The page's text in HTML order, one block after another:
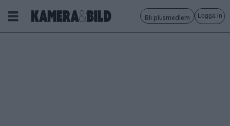
Bli plusmedlem Logga in